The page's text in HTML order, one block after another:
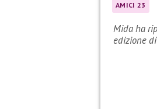
AMICI 23
Mida ha
edizione